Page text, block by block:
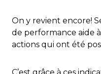
On y revient encore!
de performance aide
actions qui ont été